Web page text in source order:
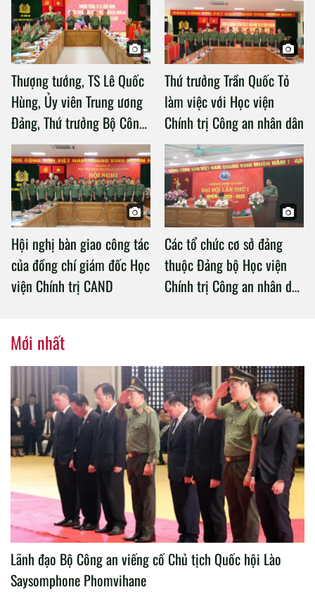
Thượng tướng, TS Lê Quốc
Hùng, Ủy viên Trung ương
Đảng, Thứ trưởng Bộ Công
an làm việc với Học viện
Chính trị Công an nhân dân
Thứ trưởng Trần Quốc Tỏ
làm việc với Học viện
Chính trị Công an nhân dân
Hội nghị bàn giao công tác
của đồng chí giám đốc Học
viện Chính trị CAND
Các tổ chức cơ sở đảng
thuộc Đảng bộ Học viện
Chính trị Công an nhân dân
Mới nhất
Lãnh đạo Bộ Công an viếng cố Chủ tịch Quốc hội Lào
Saysomphone Phomvihane